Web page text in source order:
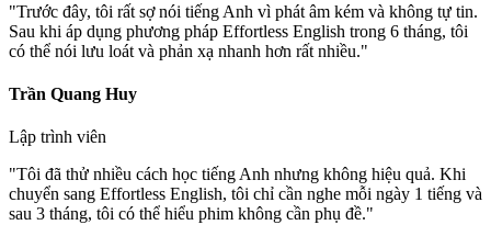
"Trước đây, tôi rất sợ nói tiếng Anh vì phát âm kém và không tự tin.
Sau khi áp dụng phương pháp Effortless English trong 6 tháng, tôi
có thể nói lưu loát và phản xạ nhanh hơn rất nhiều."
Trần Quang Huy
Lập trình viên
"Tôi đã thử nhiều cách học tiếng Anh nhưng không hiệu quả. Khi
chuyển sang Effortless English, tôi chỉ cần nghe mỗi ngày 1 tiếng và
sau 3 tháng, tôi có thể hiểu phim không cần phụ đề."